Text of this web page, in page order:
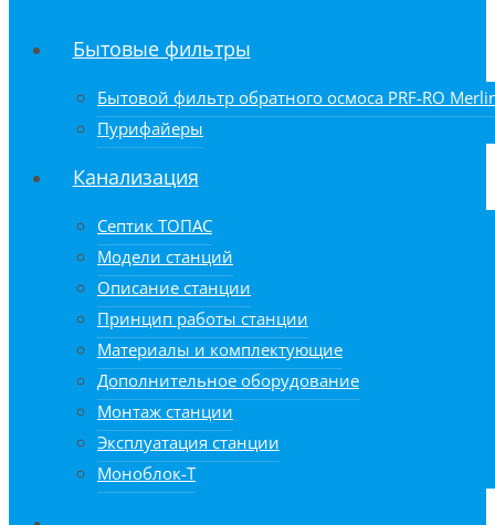
Бытовые фильтры
Бытовой фильтр обратного осмоса PRF-RO
Пурифайеры
Канализация
Септик ТОПАС
Модели станций
Описание станции
Принцип работы станции
Материалы и комплектующие
Дополнительное оборудование
Монтаж станции
Эксплуатация станции
Моноблок-Т